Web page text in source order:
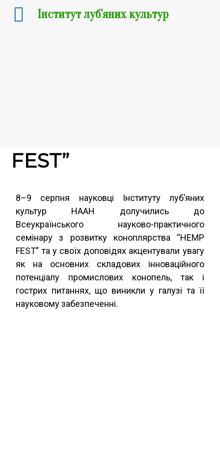
FEST”
8–9 серпня науковці Інституту луб’яних
культур НААН долучились до
Всеукраїнського науково-практичного
семінару з розвитку коноплярства “HEMP
FEST” та у своїх доповідях акцентували увагу
як на основних складових інноваційного
потенціалу промислових конопель, так і
гострих питаннях, що виникли у галузі та її
науковому забезпеченні.
Інститут луб'яних культур